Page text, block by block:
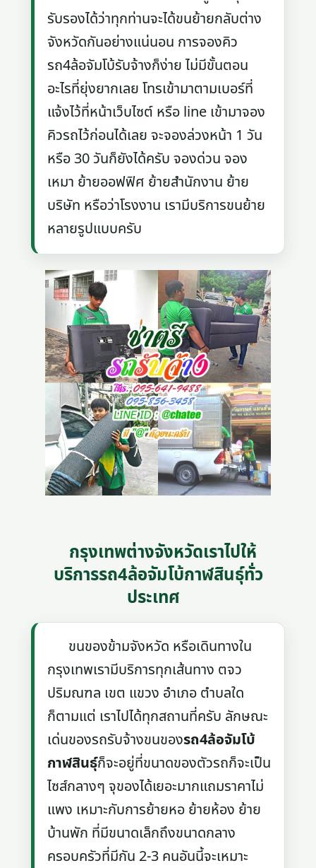
รับรองได้ว่าทุกท่านจะได้ขนย้ายกลับต่าง
จังหวัดกันอย่างแน่นอน การจองคิว
รถ4ล้อจัมโบ้รับจ้างก็ง่าย ไม่มีขั้นตอน
อะไรที่ยุ่งยากเลย โทรเข้ามาตามเบอร์ที่
แจ้งไว้ที่หน้าเว็บไซต์ หรือ line เข้ามาจอง
คิวรถไว้ก่อนได้เลย จะจองล่วงหน้า 1 วัน
หรือ 30 วันก็ยังได้ครับ จองด่วน จอง
เหมา ย้ายออฟฟิศ ย้ายสำนักงาน ย้าย
บริษัท หรือว่าโรงงาน เรามีบริการขนย้าย
หลายรูปแบบครับ
กรุงเทพต่างจังหวัดเราไปให้
บริการรถ4ล้อจัมโบ้กาฬสินธุ์ทั่ว
ประเทศ
ขนของข้ามจังหวัด หรือเดินทางใน
กรุงเทพเรามีบริการทุกเส้นทาง ตจว
ปริมณฑล เขต แขวง อำเภอ ตำบลใด
ก็ตามแต่ เราไปได้ทุกสถานที่ครับ ลักษณะ
เด่นของรถรับจ้างขนของรถ4ล้อจัมโบ้
กาฬสินธุ์ก็จะอยู่ที่ขนาดของตัวรถก็จะเป็น
ไซส์กลางๆ จุของได้เยอะมากแถมราคาไม่
แพง เหมาะกับการย้ายหอ ย้ายห้อง ย้าย
บ้านพัก ที่มีขนาดเล็กถึงขนาดกลาง
ครอบครัวที่มีกัน 2-3 คนอันนี้จะเหมาะ